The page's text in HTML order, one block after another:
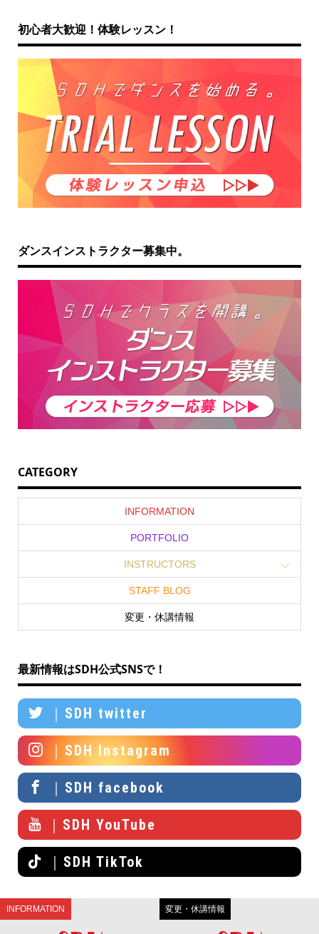
初心者大歓迎！体験レッスン！
ダンスインストラクター募集中。
CATEGORY
INFORMATION
PORTFOLIO
INSTRUCTORS
STAFF BLOG
変更・休講情報
最新情報はSDH公式SNSで！
｜SDH twitter
｜SDH Instagram
｜SDH facebook
｜SDH YouTube
｜SDH TikTok
INFORMATION 変更・休講情報